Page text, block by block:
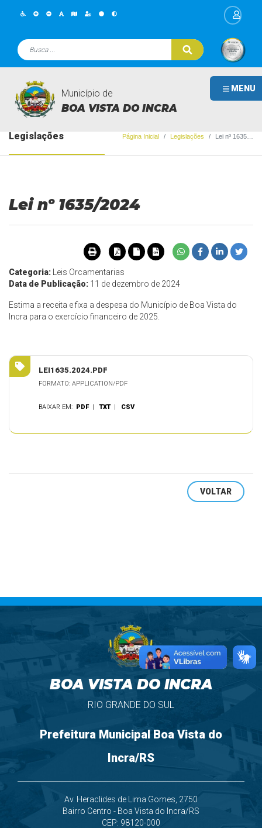
MENU
Município de
BOA VISTA DO INCRA
Legislações Página Inicial Legislações Lei nº 1635/2024
Lei nº 1635/2024
Categoria:
Leis Orcamentarias
Data de Publicação: 11 de dezembro de 2024
Estima a receita e fixa a despesa do Município de Boa Vista do
Incra para o exercício financeiro de 2025.
LEI1635.2024.PDF
FORMATO: APPLICATION/PDF
BAIXAR EM: PDF |TXT | CSV
VOLTAR
BOA VISTA DO INCRA
RIO GRANDE DO SUL
Prefeitura Municipal Boa Vista do
Incra/RS
Av. Heraclides de Lima Gomes, 2750
Bairro Centro - Boa Vista do Incra/RS
CEP: 98120-000